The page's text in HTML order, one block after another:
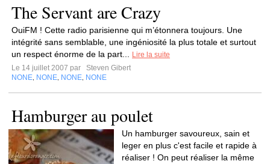
The Servant are Crazy
OuiFM ! Cette radio parisienne qui m’étonnera toujours. Une
intégrité sans semblable, une ingéniosité la plus totale et surtout
un respect énorme de la part...
Lire la suite
Le 14 juillet 2007 par
Steven Gibert
NONE NONE NONE NONE
Hamburger au poulet
Un hamburger savoureux, sain et
leger en plus c'est facile et rapide à
réaliser ! On peut réaliser la même